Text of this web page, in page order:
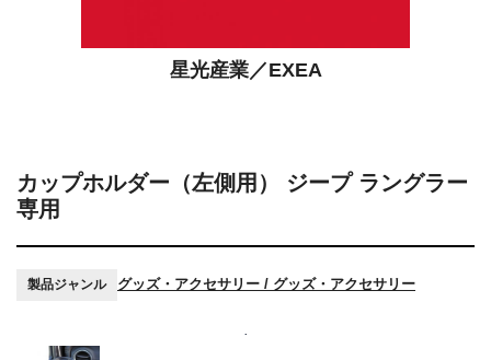
カップホルダー（左側用） ジープ ラングラー
専用
製品ジャンル グッズ・アクセサリー / グッズ・アクセサリー
星光産業／EXEA